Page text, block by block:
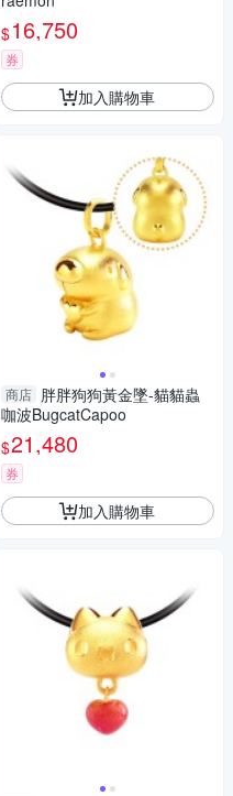
$16,750
券
加入購物車
商店 胖胖狗狗黃金墜-貓貓蟲
咖波BugcatCapoo
$21,480
券
加入購物車